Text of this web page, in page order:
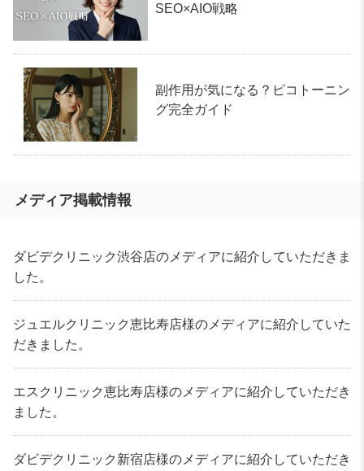
SEO×AIO戦略
副作用が気になる？ピコトーニン
グ完全ガイド
メディア掲載情報
ダビデクリニック渋谷店のメディアに紹介していただきま
した。
ジュエルクリニック恵比寿店様のメディアに紹介していた
だきました。
エスクリニック恵比寿店様のメディアに紹介していただき
ました。
ダビデクリニック新宿店様のメディアに紹介していただき